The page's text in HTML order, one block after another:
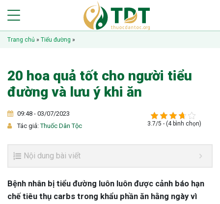
Trang chủ » Tiểu đường »
20 hoa quả tốt cho người tiểu
đường và lưu ý khi ăn
09:48 - 03/07/2023
Tác giả:Thuốc Dân Tộc 3.7/5 - (4 bình chọn)
Nội dung bài viết
Bệnh nhân bị tiểu đường luôn luôn được cảnh báo hạn
chế tiêu thụ carbs trong khẩu phần ăn hằng ngày vì